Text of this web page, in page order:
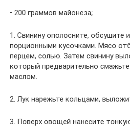
• 200 граммов майонеза;
1. Свинину ополосните, обсушите
порционными кусочками. Мясо
перцем, солью. Затем свинину
который предварительно
маслом.
2. Лук нарежьте кольцами,
3. Поверх овощей нанесите